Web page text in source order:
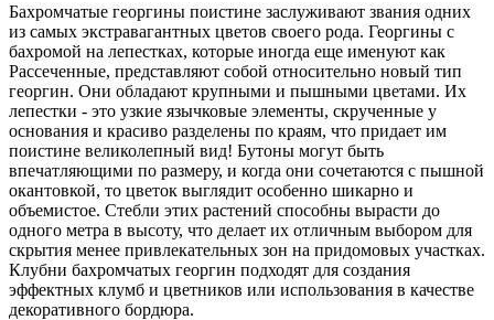
Бахромчатые георгины поистине заслуживают звания одних
из самых экстравагантных цветов своего рода. Георгины с
бахромой на лепестках, которые иногда еще именуют как
Рассеченные, представляют собой относительно новый тип
георгин. Они обладают крупными и пышными цветами. Их
лепестки - это узкие язычковые элементы, скрученные у
основания и красиво разделены по краям, что придает им
поистине великолепный вид! Бутоны могут быть
впечатляющими по размеру, и когда они сочетаются с пышной
окантовкой, то цветок выглядит особенно шикарно и
объемистое. Стебли этих растений способны вырасти до
одного метра в высоту, что делает их отличным выбором для
скрытия менее привлекательных зон на придомовых участках.
Клубни бахромчатых георгин подходят для создания
эффектных клумб и цветников или использования в качестве
декоративного бордюра.